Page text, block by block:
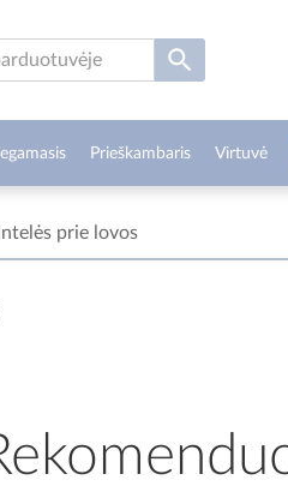
Prieškambaris Virtuvė
prie lovos